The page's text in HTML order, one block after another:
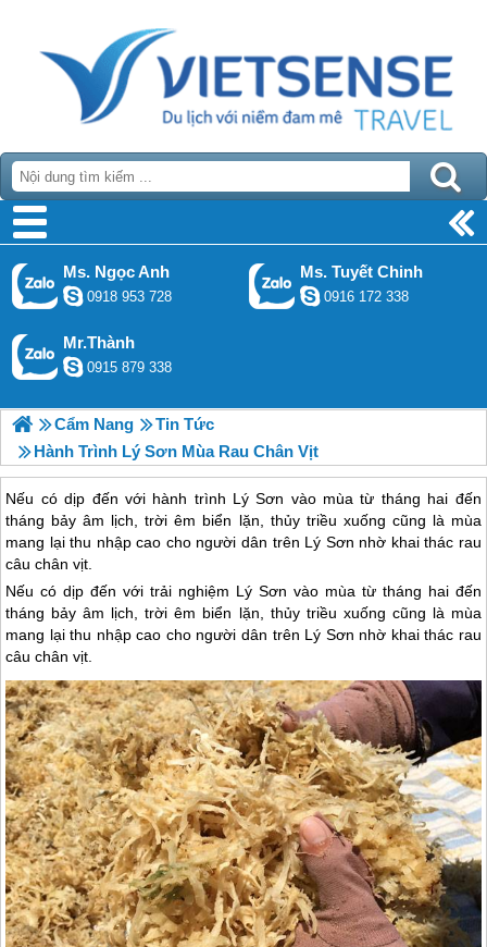
Ms. Ngọc Anh
0918 953 728
Ms. Tuyết Chinh
0916 172 338
Mr.Thành
0915 879 338
Cẩm Nang
Tin Tức
Hành Trình Lý Sơn Mùa Rau Chân Vịt
Nếu có dịp đến với hành trình Lý Sơn vào mùa từ tháng hai đến
tháng bảy âm lịch, trời êm biển lặn, thủy triều xuống cũng là mùa
mang lại thu nhập cao cho người dân trên Lý Sơn nhờ khai thác rau
câu chân vịt.
Nếu có dịp đến với trải nghiệm Lý Sơn vào mùa từ tháng hai đến
tháng bảy âm lịch, trời êm biển lặn, thủy triều xuống cũng là mùa
mang lại thu nhập cao cho người dân trên Lý Sơn nhờ khai thác rau
câu chân vịt.